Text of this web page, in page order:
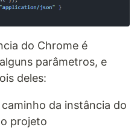
do Chrome é
parâmetros, e
deles:
caminho da instância do
projeto